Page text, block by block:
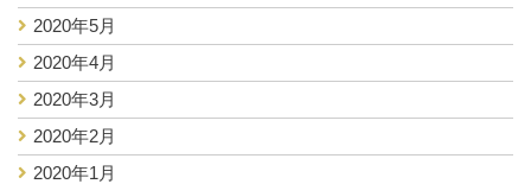
2020年5月
2020年4月
2020年3月
2020年2月
2020年1月